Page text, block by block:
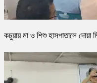
কচুয়ায় মা ও শিশু হাসপাতালে দোয়া